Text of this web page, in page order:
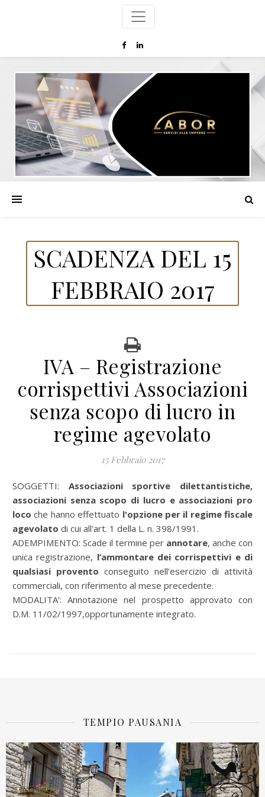
SCADENZA DEL 15
FEBBRAIO 2017
IVA – Registrazione
corrispettivi Associazioni
senza scopo di lucro in
regime agevolato
15 Febbraio 2017
SOGGETTI: Associazioni sportive dilettantistiche,
associazioni senza scopo di lucro e associazioni pro
locoche hanno effettuato l'opzione per il regime fiscale
agevolato di cui all'art. 1 della L. n. 398/1991.
ADEMPIMENTO: Scade il termine per annotare, anche con
unica registrazione, l’ammontare dei corrispettivi e di
qualsiasi provento conseguito nell’esercizio di attività
commerciali, con riferimento al mese precedente.
MODALITA’: Annotazione nel prospetto approvato con
D.M. 11/02/1997,opportunamente integrato.
TEMPIO PAUSANIA